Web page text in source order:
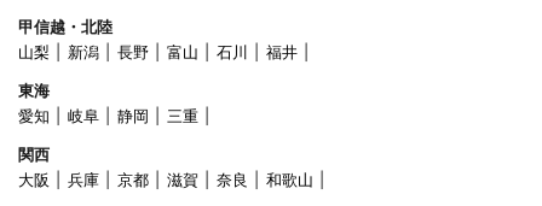
甲信越・北陸
山梨
新潟 長野 富山 石川
福井
東海
愛知
岐阜 静岡
三重
関西
大阪
兵庫 京都 滋賀 奈良
和歌山